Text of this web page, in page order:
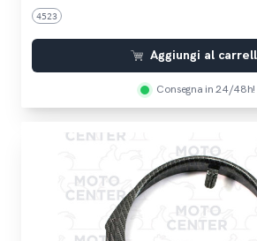
4523
Aggiungi al
Consegna in 24/48h!